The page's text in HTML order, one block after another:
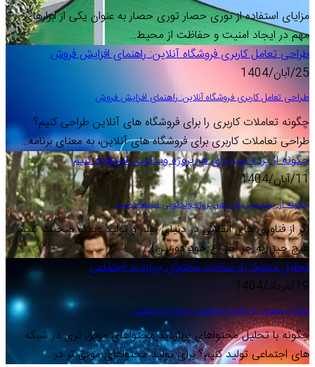
مزایای استفاده از توری حصار توری حصار به عنوان یکی از ابزارهای
مهم در ایجاد امنیت و حفاظت از محیط…
طراحی تعامل کاربری فروشگاه آنلاین: راهنمای افزایش فروش
25/آبان/1404
طراحی تعامل کاربری فروشگاه آنلاین: راهنمای افزایش فروش
چگونه تعاملات کاربری را برای فروشگاه های آنلاین طراحی کنیم؟
طراحی تعاملات کاربری برای فروشگاه های آنلاین، به معنای برنامه…
چگونه از پرده سبز برای هر پروژه ویدئویی استفاده کنیم
11/آبان/1404
چگونه از پرده سبز برای هر پروژه ویدئویی استفاده کنیم
اگر از فناوری های انقلابی در دنیای فیلم و تولید ویدئو صحبت کنیم،
هیچ چیز (به جز اختراع خودِ دوربین)…
تحلیل محتوا: راز ساخت محتوای پربازدید اجتماعی
19/مرداد/1404
تحلیل محتوا: راز ساخت محتوای پربازدید اجتماعی
چگونه با تحلیل محتواهای پربازدید محتواهای موفق تری در شبکه
های اجتماعی تولید کنیم؟ برای تولید محتواهای موفق تر در…